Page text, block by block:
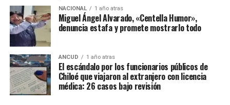
NACIONAL 1 año atras
Miguel Ángel Alvarado, «Centella Humor»,
denuncia estafa y promete mostrarlo todo
ANCUD 1 año atras
El escándalo por los funcionarios públicos de
Chiloé que viajaron al extranjero con licencia
médica: 26 casos bajo revisión